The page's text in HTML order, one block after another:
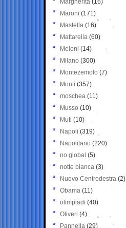
Margherita (16)
Maroni (171)
Mastella (16)
Mattarella (60)
Meloni (14)
Milano (300)
Montezemolo (7)
Monti (357)
moschea (11)
Musso (10)
Muti (10)
Napoli (319)
Napolitano (220)
no global (5)
notte bianca (3)
Nuovo Centrodestra (2)
Obama (11)
olimpiadi (40)
Oliveri (4)
Pannella (29)